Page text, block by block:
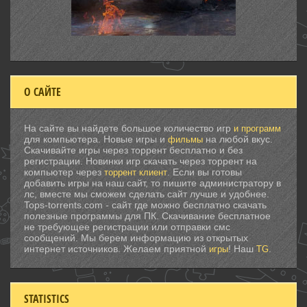
О САЙТЕ
На сайте вы найдете большое количество игр и программ
для компьютера. Новые игры и фильмы на любой вкус.
Скачивайте игры через торрент бесплатно и без
регистрации. Новинки игр скачать через торрент на
компьютер через торрент клиент . Если вы готовы
добавить игры на наш сайт, то пишите администратору в
лс, вместе мы сможем сделать сайт лучше и удобнее.
Tops-torrents.com - сайт где можно бесплатно скачать
полезные программы для ПК. Скачивание бесплатное
не требующее регистрации или отправки смс
сообщений. Мы берем информацию из открытых
интернет источников. Желаем приятной игры! НашTG
STATISTICS